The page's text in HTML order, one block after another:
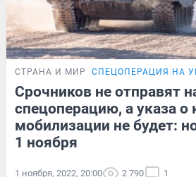
СТРАНА И МИР СПЕЦОПЕРАЦИЯ НА
Срочников не отправят
спецоперацию, а указа о
мобилизации не будет:
1 ноября
1 ноября, 2022, 20:00 2 790 1